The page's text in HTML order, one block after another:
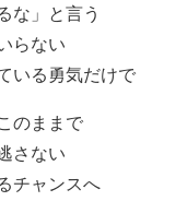
な」と言う
らない
いる勇気だけで
のままで
さない
チャンスへ